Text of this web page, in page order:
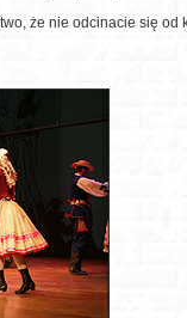
że nie odcinacie się